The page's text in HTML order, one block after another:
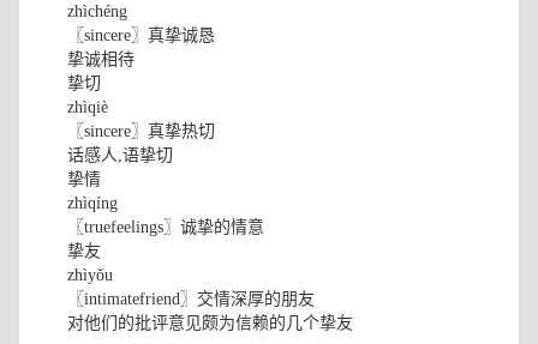
zhìchéng
〖sincere〗真挚诚恳
挚诚相待
挚切
zhìqiè
〖sincere〗真挚热切
话感人,语挚切
挚情
zhìqíng
〖truefeelings〗诚挚的情意
挚友
zhìyǒu
〖intimatefriend〗交情深厚的朋友
对他们的批评意见颇为信赖的几个挚友